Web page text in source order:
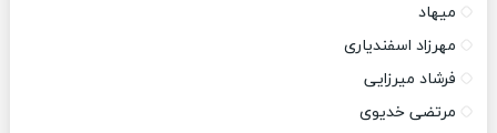
میهاد
مهرزاد اسفندیاری
فرشاد میرزایی
مرتضی خدیوی